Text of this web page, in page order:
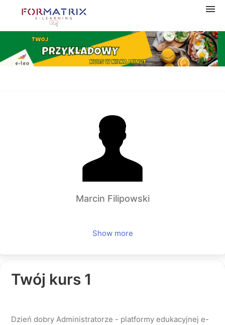
Navigation
Home
Marcin Filipowski
Show more
Twój kurs 1
Dzień dobry Administratorze - platformy edukacyjnej e-